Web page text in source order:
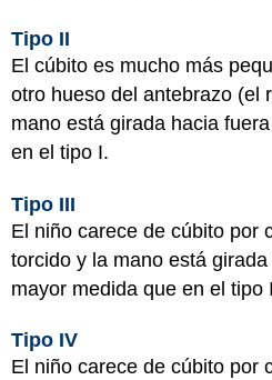
Tipo II
El cúbito es mucho más
otro hueso del antebrazo (el
mano está girada hacia
en el tipo I.
Tipo III
El niño carece de cúbito por
torcido y la mano está
mayor medida que en el tipo
Tipo IV
El niño carece de cúbito por